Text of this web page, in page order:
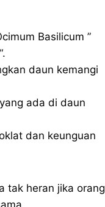
Basilicum ”
daun kemangi
ada di daun
dan keunguan
tak heran jika orang